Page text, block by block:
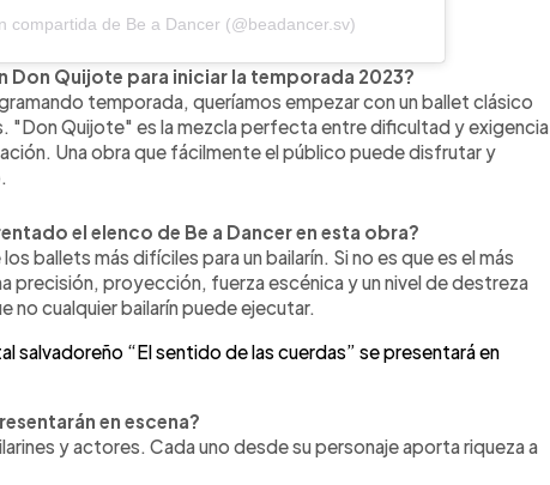
compartida de Be a Dancer (@beadancer.sv)
Don Quijote para iniciar la temporada 2023?
temporada, queríamos empezar con un ballet clásico
"Don Quijote" es la mezcla perfecta entre dificultad y exigencia
Una obra que fácilmente el público puede disfrutar y
el elenco de Be a Dancer en esta obra?
ballets más difíciles para un bailarín. Si no es que es el más
precisión, proyección, fuerza escénica y un nivel de destreza
no cualquier bailarín puede ejecutar.
salvadoreño “El sentido de las cuerdas” se presentará en
en escena?
y actores. Cada uno desde su personaje aporta riqueza a